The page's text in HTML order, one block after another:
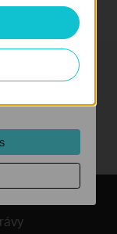
vaše
účelem